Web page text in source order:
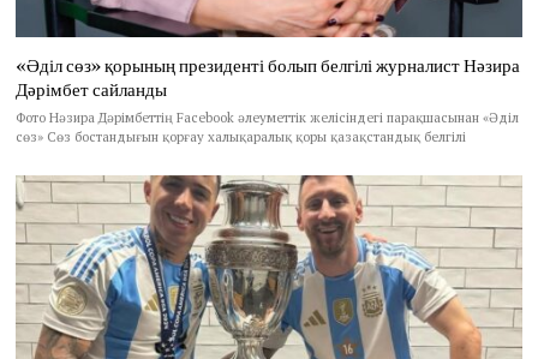
«Әділ сөз» қорының президенті болып белгілі журналист Нәзира
Дәрімбет сайланды
Фото Нәзира Дәрімбеттің Facebook әлеуметтік желісіндегі парақшасынан «Әділ
сөз» Сөз бостандығын қорғау халықаралық қоры қазақстандық белгілі